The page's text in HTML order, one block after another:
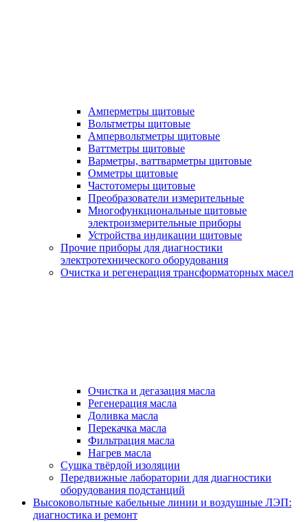
Амперметры щитовые
Вольтметры щитовые
Ампервольтметры щитовые
Ваттметры щитовые
Варметры, ваттварметры щитовые
Омметры щитовые
Частотомеры щитовые
Преобразователи измерительные
Многофункциональные щитовые
электроизмерительные приборы
Устройства индикации щитовые
Прочие приборы для диагностики
электротехнического оборудования
Очистка и регенерация трансформаторных масел
Очистка и дегазация масла
Регенерация масла
Доливка масла
Перекачка масла
Фильтрация масла
Нагрев масла
Сушка твёрдой изоляции
Передвижные лаборатории для диагностики
оборудования подстанций
Высоковольтные кабельные линии и воздушные ЛЭП:
диагностика и ремонт